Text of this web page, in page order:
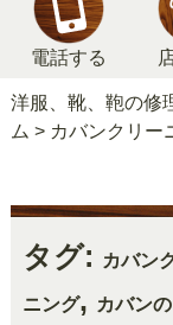
電話する
洋服、靴、鞄の修
ム > カバンクリー
タグ: カバン
ニング, カバン